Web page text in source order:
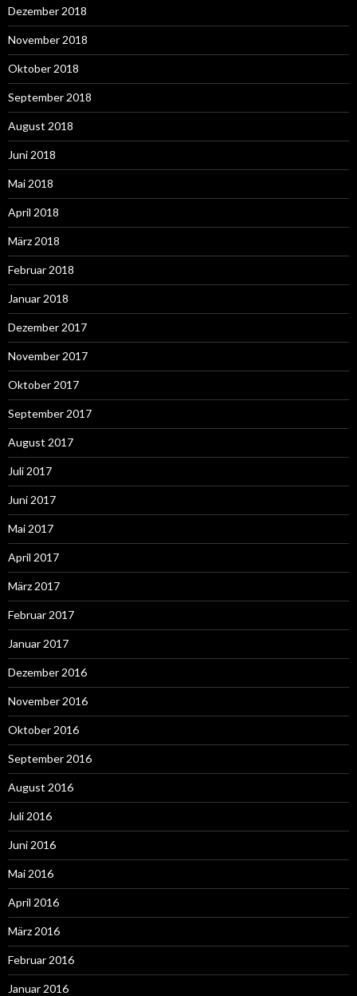
Dezember 2018
November 2018
Oktober 2018
September 2018
August 2018
Juni 2018
Mai 2018
April 2018
März 2018
Februar 2018
Januar 2018
Dezember 2017
November 2017
Oktober 2017
September 2017
August 2017
Juli 2017
Juni 2017
Mai 2017
April 2017
März 2017
Februar 2017
Januar 2017
Dezember 2016
November 2016
Oktober 2016
September 2016
August 2016
Juli 2016
Juni 2016
Mai 2016
April 2016
März 2016
Februar 2016
Januar 2016